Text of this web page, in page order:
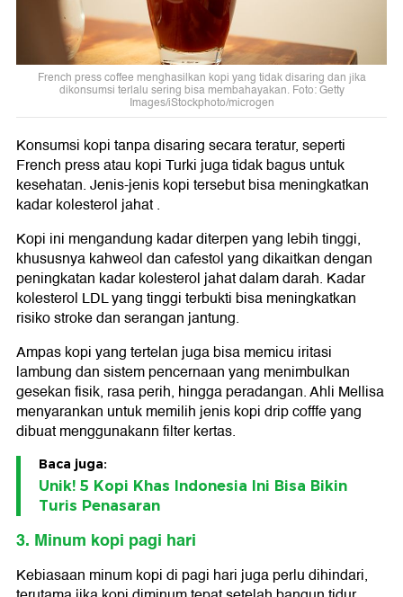
French press coffee menghasilkan kopi yang tidak disaring dan jika
dikonsumsi terlalu sering bisa membahayakan. Foto: Getty
Images/iStockphoto/microgen
Konsumsi kopi tanpa disaring secara teratur, seperti
French press atau kopi Turki juga tidak bagus untuk
kesehatan. Jenis-jenis kopi tersebut bisa meningkatkan
kadar kolesterol jahat .
Kopi ini mengandung kadar diterpen yang lebih tinggi,
khususnya kahweol dan cafestol yang dikaitkan dengan
peningkatan kadar kolesterol jahat dalam darah. Kadar
kolesterol LDL yang tinggi terbukti bisa meningkatkan
risiko stroke dan serangan jantung.
Ampas kopi yang tertelan juga bisa memicu iritasi
lambung dan sistem pencernaan yang menimbulkan
gesekan fisik, rasa perih, hingga peradangan. Ahli Mellisa
menyarankan untuk memilih jenis kopi drip cofffe yang
dibuat menggunakann filter kertas.
Baca juga:
Unik! 5 Kopi Khas Indonesia Ini Bisa Bikin
Turis Penasaran
3. Minum kopi pagi hari
Kebiasaan minum kopi di pagi hari juga perlu dihindari,